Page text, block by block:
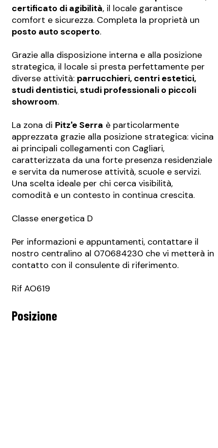
certificato di agibilità, il locale garantisce
comfort e sicurezza. Completa la proprietà un
posto auto scoperto.
Grazie alla disposizione interna e alla posizione
strategica, il locale si presta perfettamente per
diverse attività: parrucchieri, centri estetici,
studi dentistici, studi professionali o piccoli
showroom.
La zona di Pitz'e Serra è particolarmente
apprezzata grazie alla posizione strategica: vicina
ai principali collegamenti con Cagliari,
caratterizzata da una forte presenza residenziale
e servita da numerose attività, scuole e servizi.
Una scelta ideale per chi cerca visibilità,
comodità e un contesto in continua crescita.
Classe energetica D
Per informazioni e appuntamenti, contattare il
nostro centralino al 070684230 che vi metterà in
contatto con il consulente di riferimento.
Rif AO619
Posizione